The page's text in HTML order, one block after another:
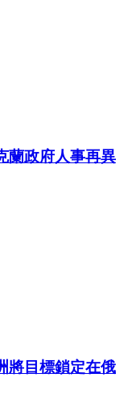
蘭政府人事再異
將目標鎖定在俄